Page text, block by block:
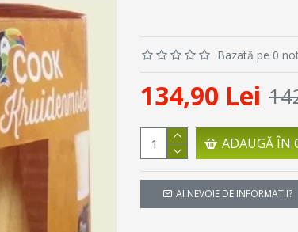
Bazată pe 0
134,90 Lei
ADAUGĂ ÎN
AI NEVOIE DE INFORMATII?